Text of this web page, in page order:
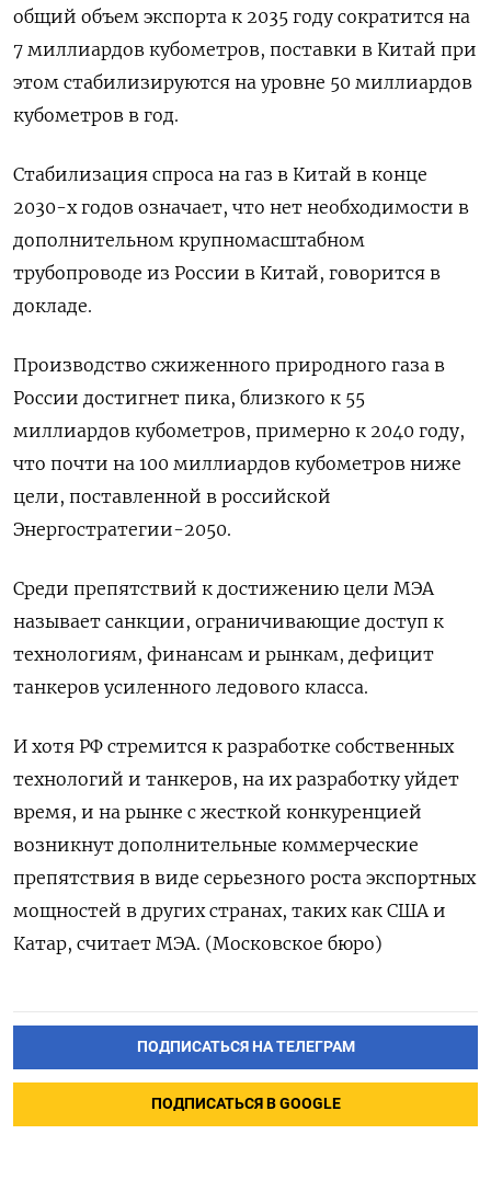
общий объем экспорта к 2035 году сократится на
7 миллиардов кубометров, поставки в Китай при
этом стабилизируются на уровне 50 миллиардов
кубометров в год.
Стабилизация спроса на газ в Китай в конце
2030-х годов означает, что нет необходимости в
дополнительном крупномасштабном
трубопроводе из России в Китай, говорится в
докладе.
Производство сжиженного природного газа в
России достигнет пика, близкого к 55
миллиардов кубометров, примерно к 2040 году,
что почти на 100 миллиардов кубометров ниже
цели, поставленной в российской
Энергостратегии-2050.
Среди препятствий к достижению цели МЭА
называет санкции, ограничивающие доступ к
технологиям, финансам и рынкам, дефицит
танкеров усиленного ледового класса.
И хотя РФ стремится к разработке собственных
технологий и танкеров, на их разработку уйдет
время, и на рынке с жесткой конкуренцией
возникнут дополнительные коммерческие
препятствия в виде серьезного роста экспортных
мощностей в других странах, таких как США и
Катар, считает МЭА. (Московское бюро)
ПОДПИСАТЬСЯ НА ТЕЛЕГРАМ
ПОДПИСАТЬСЯ В GOOGLE